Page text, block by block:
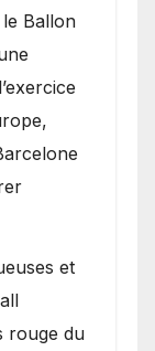
Ballon
et
rouge du